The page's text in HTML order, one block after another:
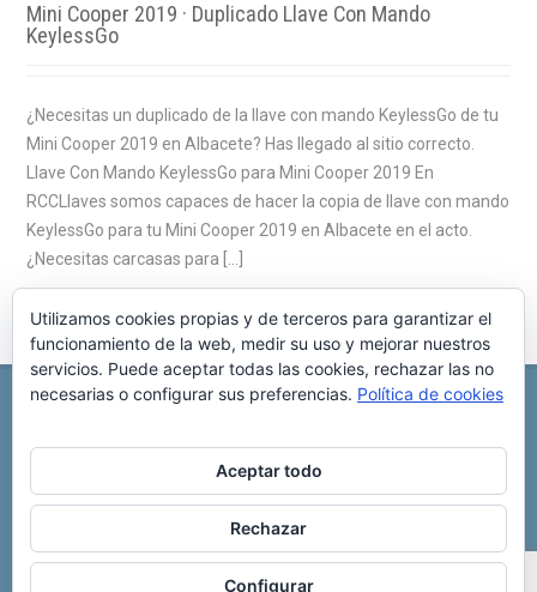
Mini Cooper 2019 · Duplicado Llave Con Mando
KeylessGo
¿Necesitas un duplicado de la llave con mando KeylessGo de tu
Mini Cooper 2019 en Albacete? Has llegado al sitio correcto.
Llave Con Mando KeylessGo para Mini Cooper 2019 En
RCCLlaves somos capaces de hacer la copia de llave con mando
KeylessGo para tu Mini Cooper 2019 en Albacete en el acto.
¿Necesitas carcasas para […]
REPARACIÓN CENTRALITA DE COCHE
C/ Virgen del pilar, 6 ,
Copyright © 2025 Reparación Centralita De Coche
Utilizamos cookies propias y de terceros para garantizar el
funcionamiento de la web, medir su uso y mejorar nuestros
servicios. Puede aceptar todas las cookies, rechazar las no
necesarias o configurar sus preferencias. Política de cookies
Aceptar todo
Rechazar
Configurar